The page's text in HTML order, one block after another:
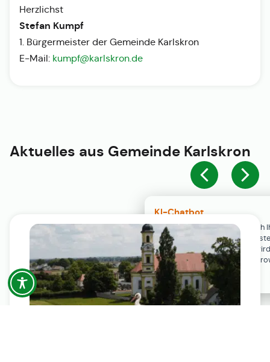
KI-Chatbot
Der KI-Chatbot steht erst nach
Einwilligung in den Cookie-
Verfügung. Der Chat-Verlauf
ausschließlich lokal in Ihrem
gespeichert.
Herzlichst
Stefan Kumpf
1. Bürgermeister der Gemeinde Karlskron
E-Mail: kumpf@karlskron.de
Aktuelles aus Gemeinde Karlskron